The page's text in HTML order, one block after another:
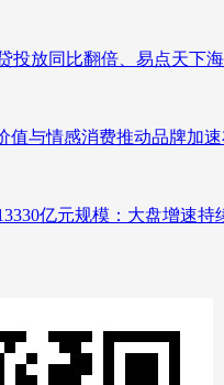
投放同比翻倍、易点天下
值与情感消费推动品牌加
亿元规模：大盘增速